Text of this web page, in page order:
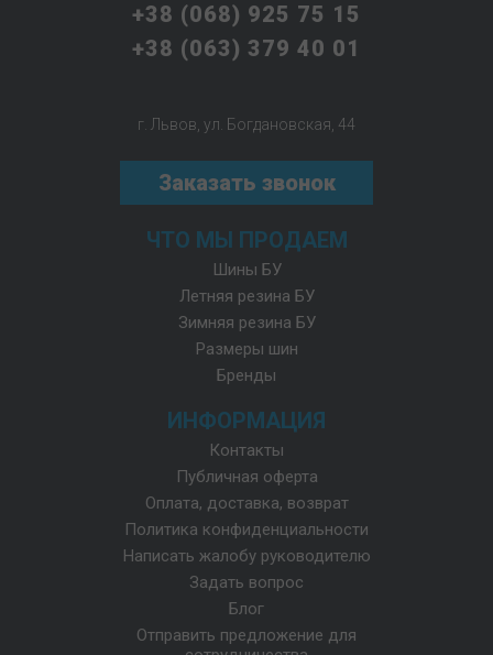
+38 (068) 925 75 15
+38 (063) 379 40 01
г. Львов, ул. Богдановская, 44
Заказать звонок
ЧТО МЫ ПРОДАЕМ
Шины БУ
Летняя резина БУ
Зимняя резина БУ
Размеры шин
Бренды
ИНФОРМАЦИЯ
Контакты
Публичная оферта
Оплата, доставка, возврат
Политика конфиденциальности
Написать жалобу руководителю
Задать вопрос
Блог
Отправить предложение для